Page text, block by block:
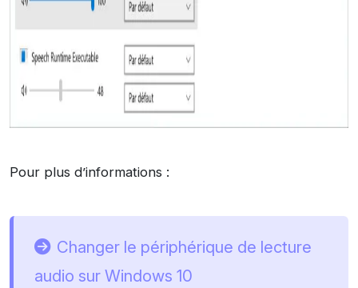
Pour plus d’informations :
Changer le périphérique de lecture
audio sur Windows 10